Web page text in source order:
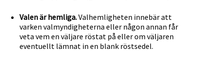
Valen är hemliga.Valhemligheten innebär att
varken valmyndigheterna eller någon annan får
veta vem en väljare röstat på eller om väljaren
eventuellt lämnat in en blank röstsedel.